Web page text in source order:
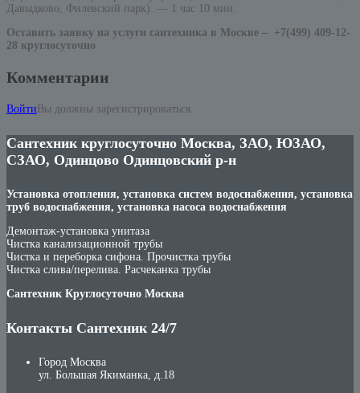
Давыдково, Филевский парк). — 1 час 10 мин.
Оставить заявку на услуги сантехника в Москве – +7(499) 409-12-
28 круглосуточно
Комментарии
Войти Вы должны зарегистрироваться.
Сантехник круглосуточно Москва, ЗАО, ЮЗАО,
СЗАО, Одинцово Одинцовский р-н
Установка отопления, установка систем водоснабжения, установка
труб водоснабжения, установка насоса водоснабжения
Демонтаж-установка унитаза
Чистка канализационной трубы
Чистка и переборка сифона. Прочистка трубы
Чистка слива/перелива. Расчеканка трубы
Сантехник Круглосуточно Москва
Контакты Сантехник 24/7
Город Москва
ул. Большая Якиманка, д.18